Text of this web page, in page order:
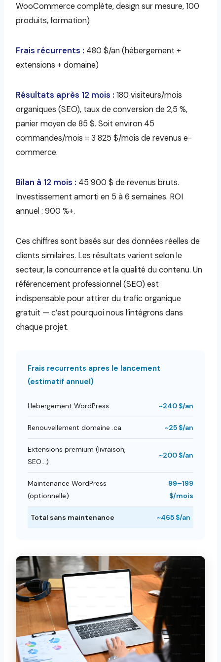
WooCommerce complète, design sur mesure, 100
produits, formation)
Frais récurrents : 480 $/an (hébergement +
extensions + domaine)
Résultats après 12 mois : 180 visiteurs/mois
organiques (SEO), taux de conversion de 2,5 %,
panier moyen de 85 $. Soit environ 45
commandes/mois = 3 825 $/mois de revenus e-
commerce.
Bilan à 12 mois : 45 900 $ de revenus bruts.
Investissement amorti en 5 à 6 semaines. ROI
annuel : 900 %+.
Ces chiffres sont basés sur des données réelles de
clients similaires. Les résultats varient selon le
secteur, la concurrence et la qualité du contenu. Un
référencement professionnel (SEO) est
indispensable pour attirer du trafic organique
gratuit — c’est pourquoi nous l’intégrons dans
chaque projet.
Frais recurrents apres le lancement
(estimatif annuel)
Hebergement WordPress ~240 $/an
Renouvellement domaine .ca ~25 $/an
Extensions premium (livraison,
SEO…)
~200 $/an
Maintenance WordPress
(optionnelle)
99–199
$/mois
Total sans maintenance ~465 $/an